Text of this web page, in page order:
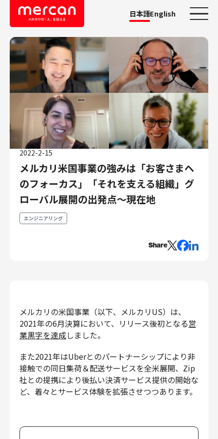
日本語English
カテゴリーから探す
会社・事業
鹿島アントラーズ
Ads
メルカリ
メルペイ
メルコイン
メルカリShops
メルカリR4Dラボ
AI/LLM
職種
エンジニアリング
事業開発
カスタマーサービス
マーケティング・PR
プロダクトマネジメント
データアナリティクス
コーポレート
2022-2-15
メルカリ米国事業の強みは「お客さまへ
のフォーカス」「それを支える組織」グ
ローバル展開の出発点〜現在地
エンジニアリング
Share
メルカリの米国事業（以下、メルカリUS）は、
2021年の6月決算において、リリース後初となる営
業黒字を達成しました。
また2021年はUberとのパートナーシップにより非
接触での同日集荷＆配送サービスを全米展開、Zip
社との提携により後払い決済サービス提供の開始な
ど、着々とサービス体験を拡張させつつあります。